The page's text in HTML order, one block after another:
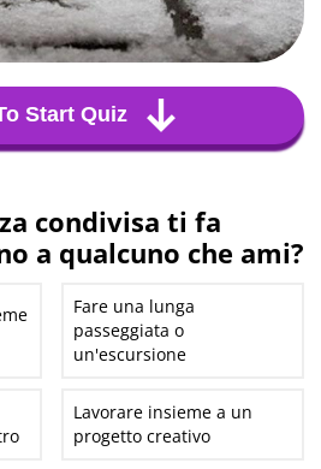
Start Quiz
condivisa ti fa
a qualcuno che ami?
Fare una lunga
passeggiata o
un'escursione
Lavorare insieme a un
progetto creativo